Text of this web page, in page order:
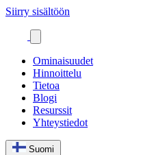
Siirry sisältöön
Ominaisuudet
Hinnoittelu
Tietoa
Blogi
Resurssit
Yhteystiedot
Suomi